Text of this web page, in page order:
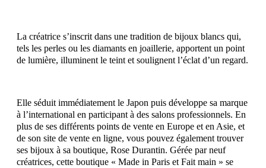
La créatrice s’inscrit dans une tradition de bijoux blancs qui,
tels les perles ou les diamants en joaillerie, apportent un point
de lumière, illuminent le teint et soulignent l’éclat d’un regard.
Elle séduit immédiatement le Japon puis développe sa marque
à l’international en participant à des salons professionnels. En
plus de ses différents points de vente en Europe et en Asie, et
de son site de vente en ligne, vous pouvez également trouver
ses bijoux à sa boutique, Rose Durantin. Gérée par neuf
créatrices, cette boutique « Made in Paris et Fait main » se